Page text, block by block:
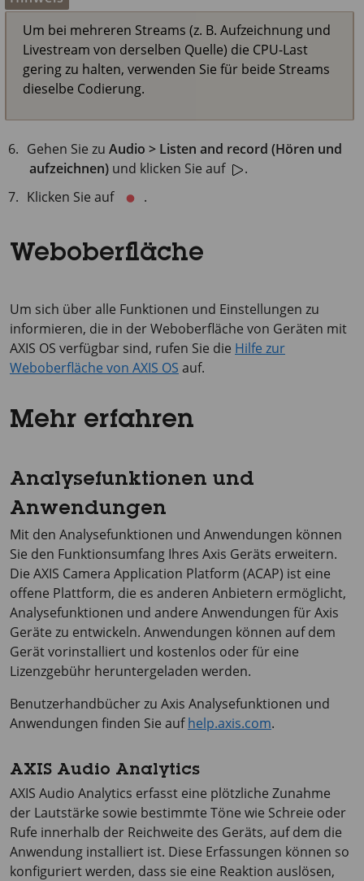
Um bei mehreren Streams (z. B. Aufzeichnung und
Livestream von derselben Quelle) die CPU-Last
gering zu halten, verwenden Sie für beide Streams
dieselbe Codierung.
Gehen Sie zuAudio > Listen and record (Hören und
aufzeichnen) und klicken Sie auf
.
Klicken Sie auf
.
Weboberfläche
Um sich über alle Funktionen und Einstellungen zu
informieren, die in der Weboberfläche von Geräten mit
AXIS OS verfügbar sind, rufen Sie die Hilfe zur
Weboberfläche von AXIS OS auf.
Mehr erfahren
Analysefunktionen und
Anwendungen
Mit den Analysefunktionen und Anwendungen können
Sie den Funktionsumfang Ihres Axis Geräts erweitern.
Die AXIS Camera Application Platform (ACAP) ist eine
offene Plattform, die es anderen Anbietern ermöglicht,
Analysefunktionen und andere Anwendungen für Axis
Geräte zu entwickeln. Anwendungen können auf dem
Gerät vorinstalliert und kostenlos oder für eine
Lizenzgebühr heruntergeladen werden.
Benutzerhandbücher zu Axis Analysefunktionen und
Anwendungen finden Sie aufhelp.axis.com.
AXIS Audio Analytics
AXIS Audio Analytics erfasst eine plötzliche Zunahme
der Lautstärke sowie bestimmte Töne wie Schreie oder
Rufe innerhalb der Reichweite des Geräts, auf dem die
Anwendung installiert ist. Diese Erfassungen können so
konfiguriert werden, dass sie eine Reaktion auslösen,